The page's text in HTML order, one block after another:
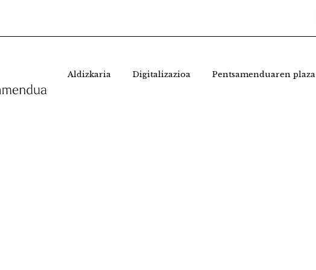
Aldizkaria Digitalizazioa Pentsamenduaren plaza